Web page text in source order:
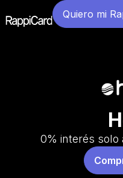
Quiero mi
0% interés solo